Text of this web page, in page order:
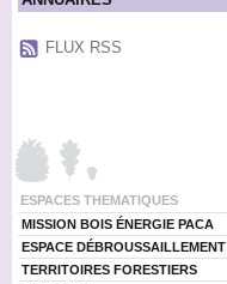
FLUX RSS
ESPACES THEMATIQUES
MISSION BOIS ÉNERGIE PACA
ESPACE DÉBROUSSAILLEMENT
TERRITOIRES FORESTIERS